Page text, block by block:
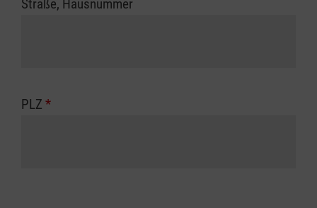
Straße, Hausnummer
PLZ *